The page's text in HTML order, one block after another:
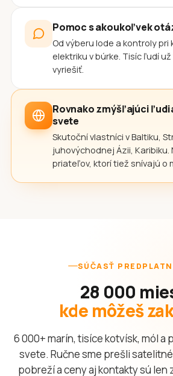
Pomoc s akoukoľvek
Od výberu lode a kontroly pri
elektriku v búrke. Tisíc ľudí
vyriešiť.
Rovnako zmýšľajúci
svete
Skutoční vlastníci v Baltiku,
juhovýchodnej Ázii, Karibiku.
priateľov, ktorí tiež snívajú o
SÚČASŤ
28 000
kde môžeš
6 000+ marín, tisíce kotvísk, mól a
svete. Ručne sme prešli
pobreží a ceny aj kontakty sú len